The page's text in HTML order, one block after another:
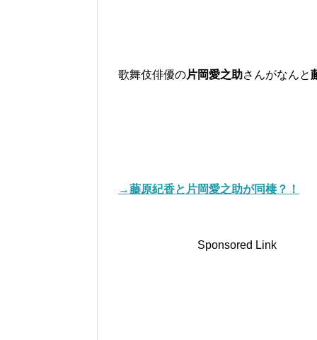
歌舞伎俳優の片岡愛之助さんがなんと
→藤原紀香と片岡愛之助が同棲？！
Sponsored Link